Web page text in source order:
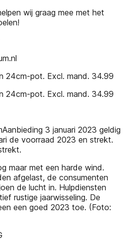
wij graag mee met het
24cm-pot. Excl. mand. 34.99
24cm-pot. Excl. mand. 34.99
3 januari 2023 geldig
de voorraad 2023 en strekt.
maar met een harde wind.
afgelast, de consumenten
de lucht in. Hulpdiensten
rustige jaarwisseling. De
een goed 2023 toe. (Foto: